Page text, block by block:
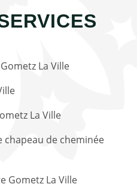
La Ville
La Ville
Gometz La Ville